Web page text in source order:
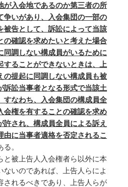
が入会地であるのか第三者の所
争いがあり、入会集団の一部の
被告として、訴訟によって当該
の確認を求めたいと考えた場合
同調しない構成員がいるために
することができないときは、上
の提起に同調しない構成員も被
訴訟当事者となる形式で当該土
すなわち、入会集団の構成員全
会権を有することの確認を求め
許され、構成員全員による訴え
由に当事者適格を否定されるこ
。
と被上告人入会権者ら以外に本
ないのであれば、上告人らによ
されるべきであり、上告人らが